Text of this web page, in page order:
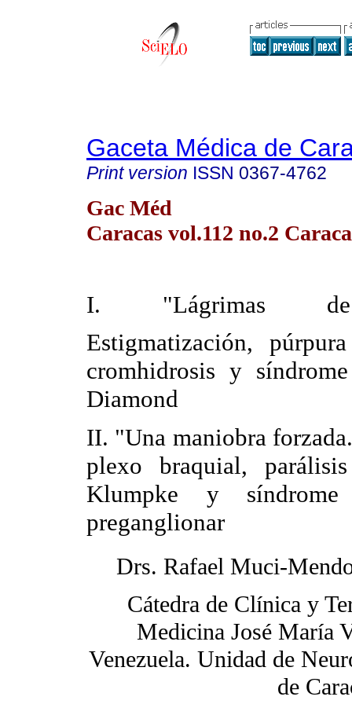
Gaceta Médica de
Print version ISSN 0367-4762
Gac Méd
Caracas vol.112 no.2
I. "Lágrimas de
Estigmatización,
cromhidrosis y
Diamond
II. "Una maniobra
plexo braquial,
Klumpke y
preganglionar
Drs. Rafael Muci-
Cátedra de Clínica y
Medicina José María
Venezuela. Unidad de
de